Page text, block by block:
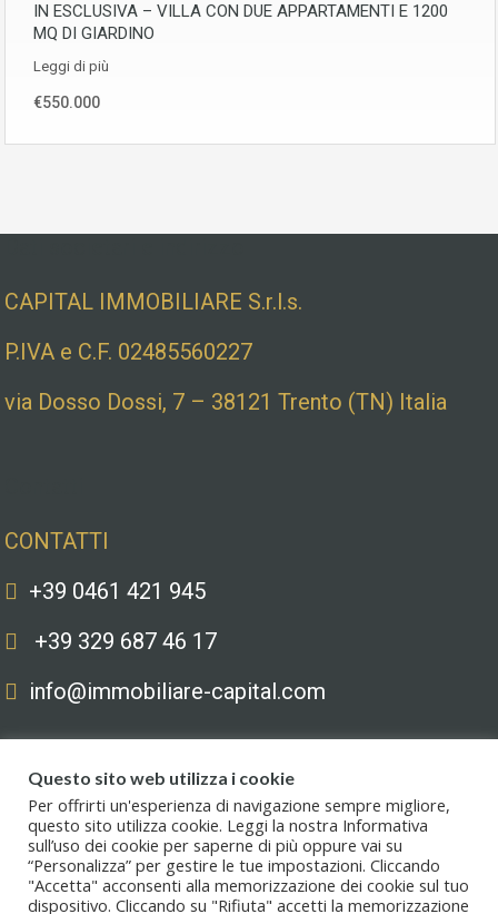
IN ESCLUSIVA – VILLA CON DUE APPARTAMENTI E 1200
MQ DI GIARDINO
Leggi di più
€550.000
CAPITAL IMMOBILIARE S.r.l.s.
P.IVA e C.F. 02485560227
via Dosso Dossi, 7 – 38121 Trento (TN) Italia
CONTATTI
+39 0461 421 945
+39 329 687 46 17
info@immobiliare-capital.com
Copyright © 2020. All Rights Reserved. Capital immobiliare S.r.l.s. | Le
immagini hanno valore puramente illustrativo. I prezzi e le informazioni
possono essere soggetti a modifiche.
Questo sito web utilizza i cookie
Per offrirti un'esperienza di navigazione sempre migliore,
questo sito utilizza cookie. Leggi la nostra Informativa
sull’uso dei cookie per saperne di più oppure vai su
“Personalizza” per gestire le tue impostazioni. Cliccando
"Accetta" acconsenti alla memorizzazione dei cookie sul tuo
dispositivo. Cliccando su "Rifiuta" accetti la memorizzazione